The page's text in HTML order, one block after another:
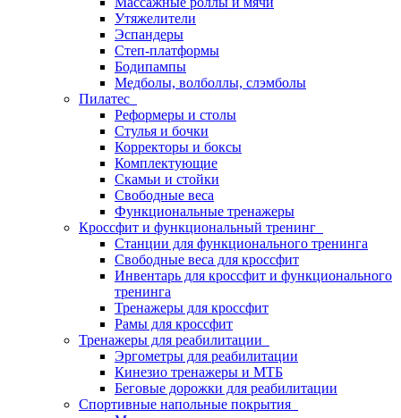
Утяжелители
Эспандеры
Степ-платформы
Бодипампы
Медболы, волболлы, слэмболы
Пилатес
Реформеры и столы
Стулья и бочки
Корректоры и боксы
Комплектующие
Скамьи и стойки
Свободные веса
Функциональные тренажеры
Кроссфит и функциональный тренинг
Станции для функционального тренинга
Свободные веса для кроссфит
Инвентарь для кроссфит и функционального
тренинга
Тренажеры для кроссфит
Рамы для кроссфит
Тренажеры для реабилитации
Эргометры для реабилитации
Кинезио тренажеры и МТБ
Беговые дорожки для реабилитации
Спортивные напольные покрытия